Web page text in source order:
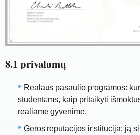
8.1 privalumų
Realaus pasaulio programos:
studentams, kaip pritaikyti
realiame gyvenime.
Geros reputacijos institucija: ją